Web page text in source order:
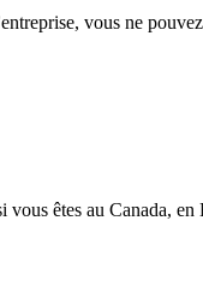
vous ne
vous êtes au Canada,